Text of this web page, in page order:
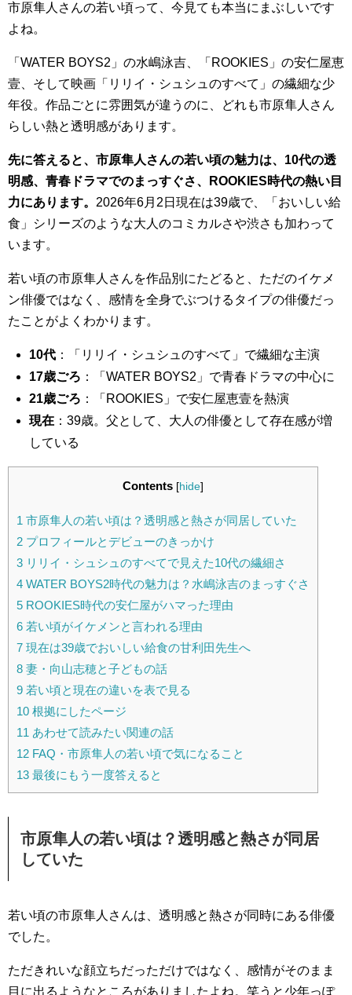
市原隼人さんの若い頃って、今見ても本当にまぶしいです
よね。
「WATER BOYS2」の水嶋泳吉、「ROOKIES」の安仁屋恵
壹、そして映画「リリイ・シュシュのすべて」の繊細な少
年役。作品ごとに雰囲気が違うのに、どれも市原隼人さん
らしい熱と透明感があります。
先に答えると、市原隼人さんの若い頃の魅力は、10代の透
明感、青春ドラマでのまっすぐさ、ROOKIES時代の熱い目
力にあります。 2026年6月2日現在は39歳で、「おいしい給
食」シリーズのような大人のコミカルさや渋さも加わって
います。
若い頃の市原隼人さんを作品別にたどると、ただのイケメ
ン俳優ではなく、感情を全身でぶつけるタイプの俳優だっ
たことがよくわかります。
10代 ：「リリイ・シュシュのすべて」で繊細な主演
17歳ごろ ：「WATER BOYS2」で青春ドラマの中心に
21歳ごろ ：「ROOKIES」で安仁屋恵壹を熱演
現在 ：39歳。父として、大人の俳優として存在感が増
している
Contents [hide]
1 市原隼人の若い頃は？透明感と熱さが同居していた
2 プロフィールとデビューのきっかけ
3 リリイ・シュシュのすべてで見えた10代の繊細さ
4 WATER BOYS2時代の魅力は？水嶋泳吉のまっすぐさ
5 ROOKIES時代の安仁屋がハマった理由
6 若い頃がイケメンと言われる理由
7 現在は39歳でおいしい給食の甘利田先生へ
8 妻・向山志穂と子どもの話
9 若い頃と現在の違いを表で見る
10 根拠にしたページ
11 あわせて読みたい関連の話
12 FAQ・市原隼人の若い頃で気になること
13 最後にもう一度答えると
市原隼人の若い頃は？透明感と熱さが同居
していた
若い頃の市原隼人さんは、透明感と熱さが同時にある俳優
でした。
ただきれいな顔立ちだっただけではなく、感情がそのまま
目に出るようなところがありましたよね。笑うと少年っぽ